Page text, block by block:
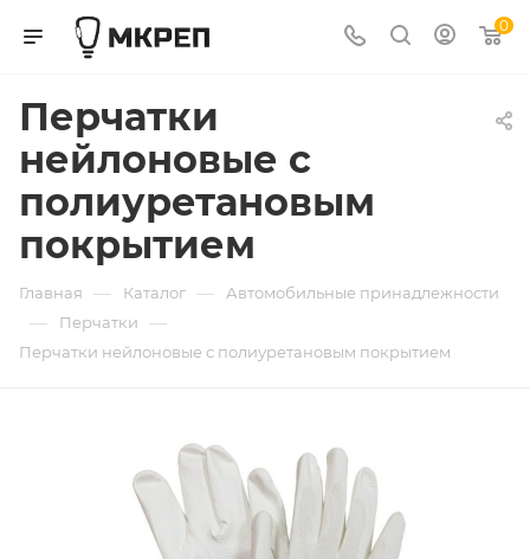
0
Перчатки
нейлоновые с
полиуретановым
покрытием
Главная — Каталог — Автомобильные принадлежности
— Перчатки —
Перчатки нейлоновые с полиуретановым покрытием